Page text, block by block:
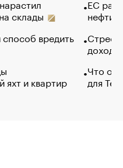
склады
вредить
яхт и квартир
ЕС
нефти
Что
для